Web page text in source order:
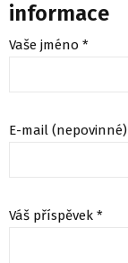
informace
Vaše jméno *
E-mail (nepovinné)
Váš příspěvek *